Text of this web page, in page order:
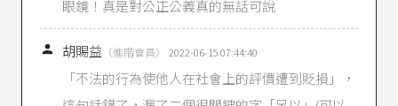
最高法院62年台上字第2806號民事判例
：「公司
係依法組織之法人，其名譽遭受損害，無精神上
眼鏡！真是對公正公義真的無話可說
 胡賜益 （進階會員） 2022-06-15 07:44:40
「不法的行為使他人在社會上的評價遭到貶損」，